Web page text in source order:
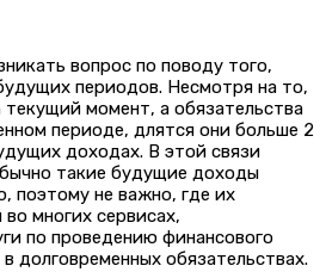
вопрос по поводу того,
периодов. Несмотря на то,
момент, а обязательства
периоде, длятся они больше 2
доходах. В этой связи
такие будущие доходы
поэтому не важно, где их
многих сервисах,
по проведению финансового
долговременных обязательствах.